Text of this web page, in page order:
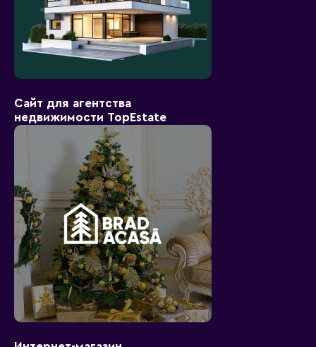
Сайт для агентства
недвижимости TopEstate